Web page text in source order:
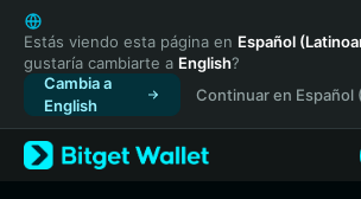
English
日本語
Tiếng Việt
Русский
Español (Latinoamérica)
Türkçe
Estás viendo esta página en Español
gustaría cambiarte a English?
Cambia a
English
Continuar en Español